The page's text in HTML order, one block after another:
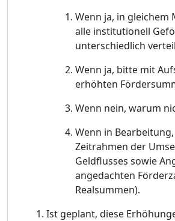
Wenn ja, in gleichem
alle institutionell
unterschiedlich
Wenn ja, bitte mit
erhöhten
Wenn nein, warum
Wenn in
Zeitrahmen der
Geldflusses sowie
angedachten
Realsummen).
Ist geplant, diese